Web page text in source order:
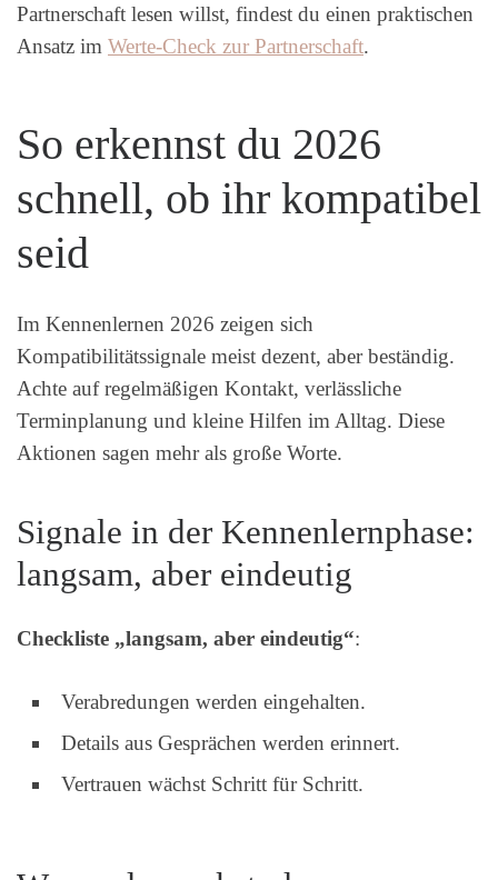
Partnerschaft lesen willst, findest du einen praktischen
Ansatz im Werte-Check zur Partnerschaft.
So erkennst du 2026
schnell, ob ihr kompatibel
seid
Im Kennenlernen 2026 zeigen sich
Kompatibilitätssignale meist dezent, aber beständig.
Achte auf regelmäßigen Kontakt, verlässliche
Terminplanung und kleine Hilfen im Alltag. Diese
Aktionen sagen mehr als große Worte.
Signale in der Kennenlernphase:
langsam, aber eindeutig
Checkliste „langsam, aber eindeutig“:
Verabredungen werden eingehalten.
Details aus Gesprächen werden erinnert.
Vertrauen wächst Schritt für Schritt.